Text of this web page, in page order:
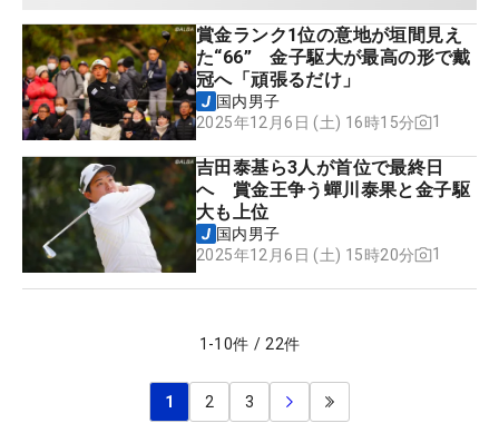
賞金ランク1位の意地が垣間見え
た“66” 金子駆大が最高の形で戴
冠へ「頑張るだけ」
国内男子
2025年12月6日 (土) 16時15分
1
吉田泰基ら3人が首位で最終日
へ 賞金王争う蟬川泰果と金子駆
大も上位
国内男子
2025年12月6日 (土) 15時20分
1
1 -10件 / 22件
1 2 3